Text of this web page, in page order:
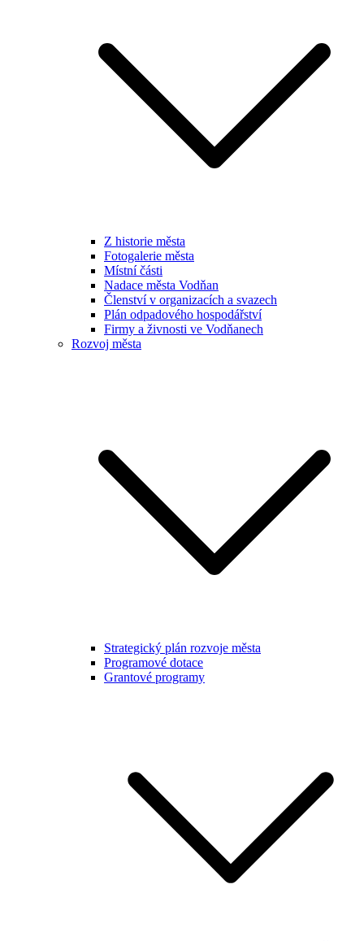
Z historie města
Fotogalerie města
Místní části
Nadace města Vodňan
Členství v organizacích a svazech
Plán odpadového hospodářství
Firmy a živnosti ve Vodňanech
Rozvoj města
Strategický plán rozvoje města
Programové dotace
Grantové programy